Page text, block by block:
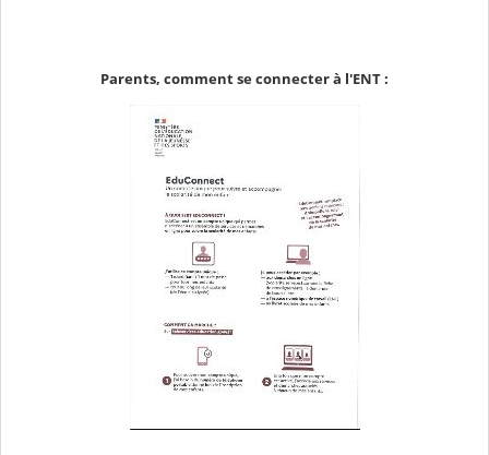
Parents, comment se connecter à l'ENT :